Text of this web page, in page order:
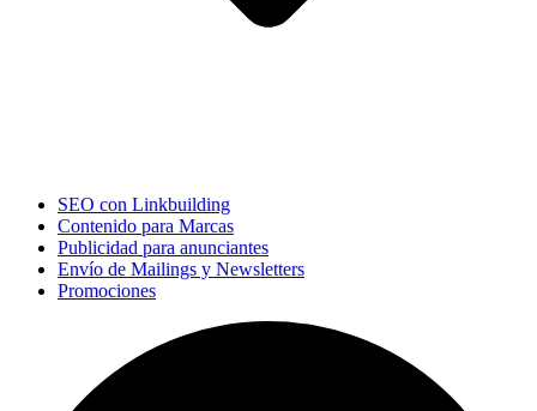
SEO con Linkbuilding
Contenido para Marcas
Publicidad para anunciantes
Envío de Mailings y Newsletters
Promociones